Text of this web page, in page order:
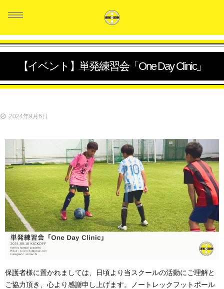
スタッフ紹介
生徒の声
料金システム
お問い合せ
【イベント】単発練習会「One Day Clinic」
2024年9月6日
保護者様に置かれましては、日頃より当スクールの活動にご理解と
ご協力頂き、心より感謝申し上げます。ノートレックフットボール